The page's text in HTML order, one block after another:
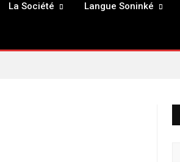
La Société Langue Soninké